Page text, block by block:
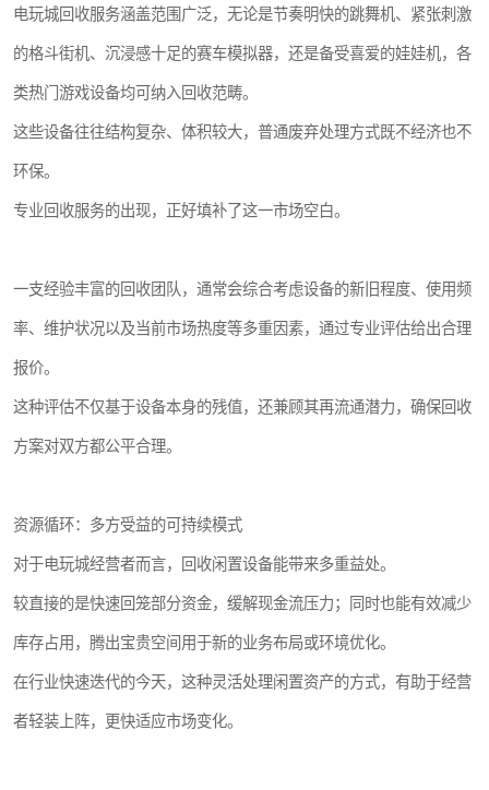
电玩城回收服务涵盖范围广泛，无论是节奏明快的跳舞机、紧张刺激
的格斗街机、沉浸感十足的赛车模拟器，还是备受喜爱的娃娃机，各
类热门游戏设备均可纳入回收范畴。
这些设备往往结构复杂、体积较大，普通废弃处理方式既不经济也不
环保。
专业回收服务的出现，正好填补了这一市场空白。
一支经验丰富的回收团队，通常会综合考虑设备的新旧程度、使用频
率、维护状况以及当前市场热度等多重因素，通过专业评估给出合理
报价。
这种评估不仅基于设备本身的残值，还兼顾其再流通潜力，确保回收
方案对双方都公平合理。
资源循环：多方受益的可持续模式
对于电玩城经营者而言，回收闲置设备能带来多重益处。
较直接的是快速回笼部分资金，缓解现金流压力；同时也能有效减少
库存占用，腾出宝贵空间用于新的业务布局或环境优化。
在行业快速迭代的今天，这种灵活处理闲置资产的方式，有助于经营
者轻装上阵，更快适应市场变化。